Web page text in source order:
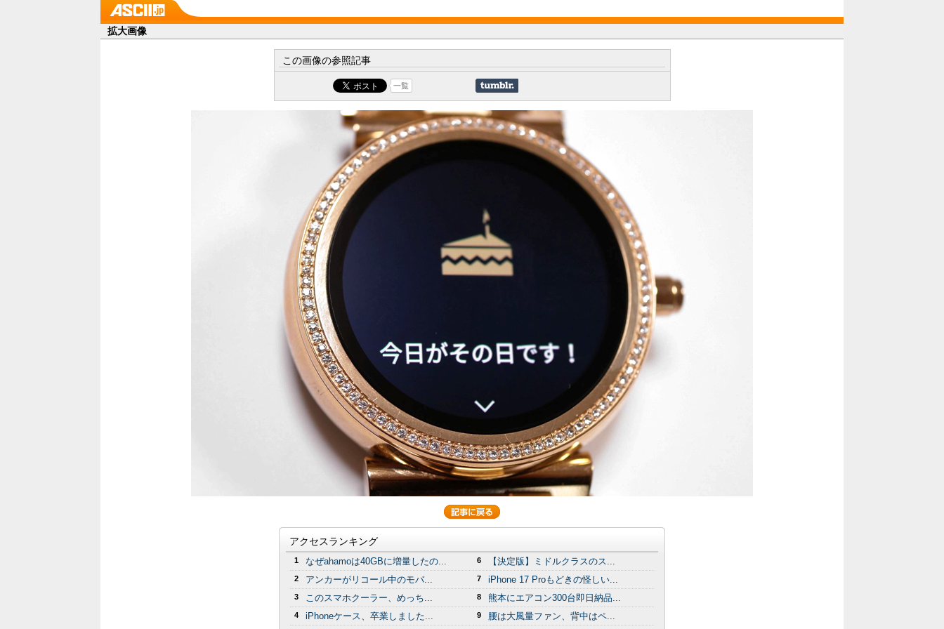
拡大画像
この画像の参照記事
一覧
アクセスランキング
1 なぜahamoは40GBに増量したの...
2 アンカーがリコール中のモバ...
3 このスマホクーラー、めっち...
4 iPhoneケース、卒業しました...
6 【決定版】ミドルクラスのス...
7 iPhone 17 Proもどきの怪しい...
8 熊本にエアコン300台即日納品...
9 腰は大風量ファン、背中はペ...